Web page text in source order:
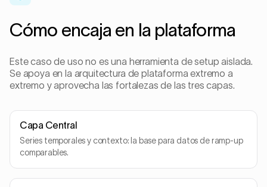
Cómo encaja en la plataforma
Este caso de uso no es una herramienta de setup aislada.
Se apoya en la arquitectura de plataforma extremo a
extremo y aprovecha las fortalezas de las tres capas.
Capa Central
Series temporales y contexto: la base para datos de ramp-up
comparables.